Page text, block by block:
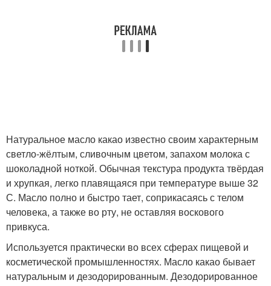
Натуральное масло какао известно своим характерным
светло-жёлтым, сливочным цветом, запахом молока с
шоколадной ноткой. Обычная текстура продукта твёрдая
и хрупкая, легко плавящаяся при температуре выше 32
С. Масло полно и быстро тает, соприкасаясь с телом
человека, а также во рту, не оставляя воскового
привкуса.
Используется практически во всех сферах пищевой и
косметической промышленностях. Масло какао бывает
натуральным и дезодорированным. Дезодорированное